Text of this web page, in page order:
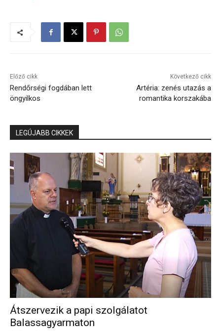
Előző cikk
Rendőrségi fogdában lett
öngyilkos
Következő cikk
Artéria: zenés utazás a
romantika korszakába
LEGÚJABB CIKKEK
Átszervezik a papi szolgálatot
Balassagyarmaton